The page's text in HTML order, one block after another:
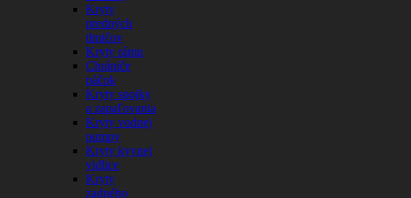
Kryty
predných
tlmičov
Kryty rámu
Chrániče
páčok
Kryty spojky
a zapaľovania
Kryty vodnej
pumpy
Kryty kyvnej
vidlice
Kryty
zadného